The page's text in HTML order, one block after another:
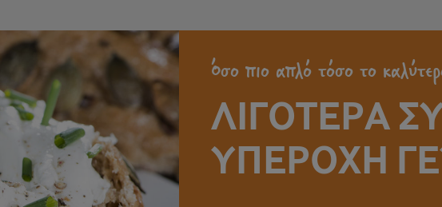
Όσο πιο απλό τόσο το
ΛΙΓΌΤΕΡΑ
ΥΠΈΡΟΧΗ